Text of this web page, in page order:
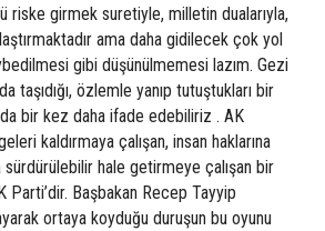
riske girmek suretiyle, milletin dualarıyla,
ama daha gidilecek çok yol
gibi düşünülmemesi lazım. Gezi
taşıdığı, özlemle yanıp tutuştukları bir
da bir kez daha ifade edebiliriz . AK
kaldırmaya çalışan, insan haklarına
sürdürülebilir hale getirmeye çalışan bir
Başbakan Recep Tayyip
ortaya koyduğu duruşun bu oyunu